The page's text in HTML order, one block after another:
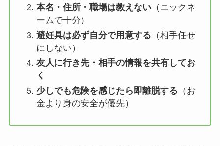
本名・住所・職場は教えない（ニックネ
ームで十分）
避妊具は必ず自分で用意する （相手任せ
にしない）
友人に行き先・相手の情報を共有してお
く
少しでも危険を感じたら即離脱する （お
金より身の安全が優先）